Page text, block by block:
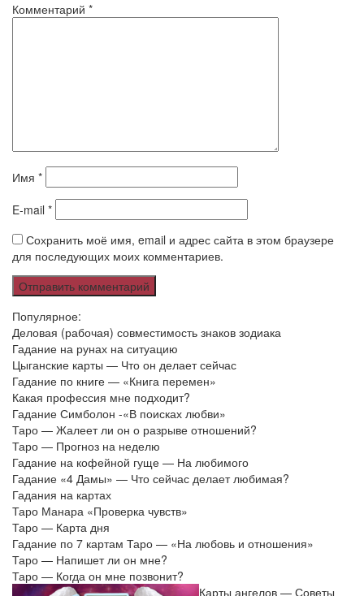
Комментарий *
Имя *
E-mail *
Сохранить моё имя, email и адрес сайта в этом браузере
для последующих моих комментариев.
Популярное:
Деловая (рабочая) совместимость знаков зодиака
Гадание на рунах на ситуацию
Цыганские карты — Что он делает сейчас
Гадание по книге — «Книга перемен»
Какая профессия мне подходит?
Гадание Симболон -«В поисках любви»
Таро — Жалеет ли он о разрыве отношений?
Таро — Прогноз на неделю
Гадание на кофейной гуще — На любимого
Гадание «4 Дамы» — Что сейчас делает любимая?
Гадания на картах
Таро Манара «Проверка чувств»
Таро — Карта дня
Гадание по 7 картам Таро — «На любовь и отношения»
Таро — Напишет ли он мне?
Таро — Когда он мне позвонит?
Карты ангелов — Советы